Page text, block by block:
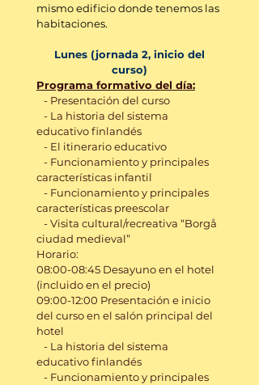
mismo edificio donde tenemos las
habitaciones.
Lunes (jornada 2, inicio del
curso)
Programa formativo del día:
- Presentación del curso
- La historia del sistema
educativo finlandés
- El itinerario educativo
- Funcionamiento y principales
características infantil
- Funcionamiento y principales
características preescolar
- Visita cultural/recreativa “Borgå
ciudad medieval”
Horario:
08:00-08:45 Desayuno en el hotel
(incluido en el precio)
09:00-12:00 Presentación e inicio
del curso en el salón principal del
hotel
- La historia del sistema
educativo finlandés
- Funcionamiento y principales